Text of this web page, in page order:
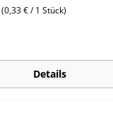
(0,33 € / 1 Stück)
Details